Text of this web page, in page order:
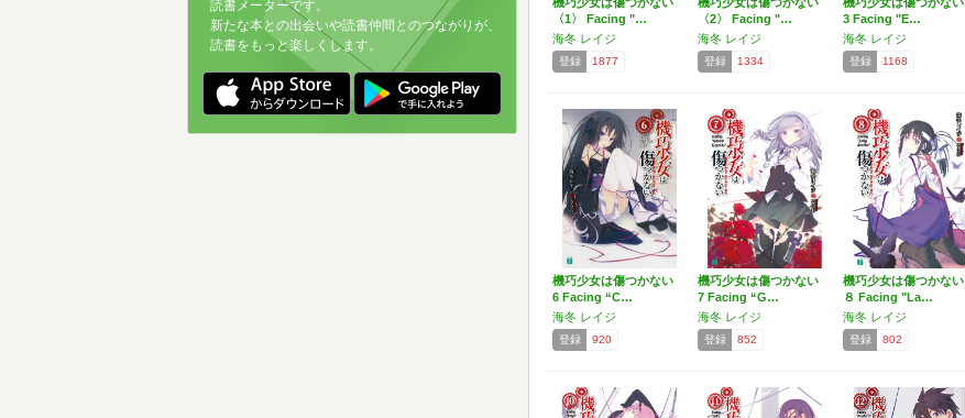
〈1〉 Facing "…
海冬 レイジ
登録 1877
〈2〉 Facing "…
海冬 レイジ
登録 1334
3 Facing "E…
海冬 レイジ
登録 1168
機巧少女は傷つかない
6 Facing “C…
海冬 レイジ
登録 920
機巧少女は傷つかない
7 Facing “G…
海冬 レイジ
登録 852
機巧少女は傷つかない
８ Facing "La…
海冬 レイジ
登録 802
読書メーターです。
新たな本との出会いや読書仲間とのつながりが、
読書をもっと楽しくします。